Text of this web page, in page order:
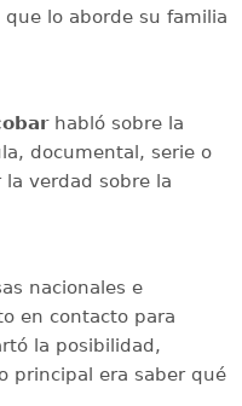
lo aborde su familia
habló sobre la
documental, serie o
la verdad sobre la
nacionales e
en contacto para
la posibilidad,
principal era saber qué